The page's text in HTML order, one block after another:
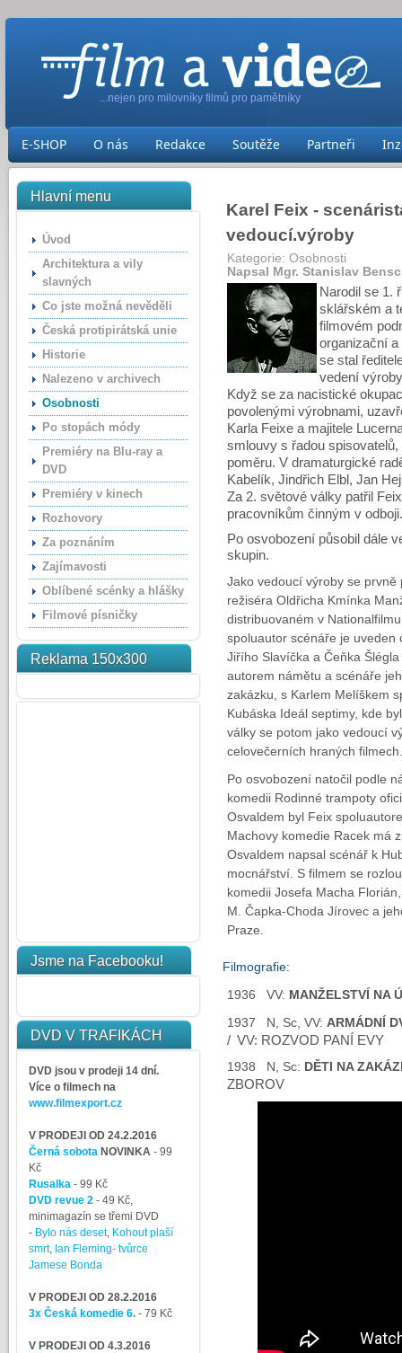
...nejen pro milovníky filmů pro pamětníky
E-SHOP O nás Redakce Soutěže Partneři
Hlavní menu
Úvod
Architektura a vily
slavných
Co jste možná nevěděli
Česká protipirátská unie
Historie
Nalezeno v archivech
Osobnosti
Po stopách módy
Premiéry na Blu-ray a
DVD
Premiéry v kinech
Rozhovory
Za poznáním
Zajímavosti
Oblíbené scénky a hlášky
Filmové písničky
Reklama 150x300
Jsme na Facebooku!
DVD V TRAFIKÁCH
DVD jsou v prodeji 14 dní.
Více o filmech na
www.filmexport.cz
V PRODEJI OD 24.2.2016
Černá sobotaNOVINKA - 99
Kč
Rusalka- 99 Kč
DVD revue 2- 49 Kč,
minimagazín se třemi DVD
- Bylo nás deset, Kohout plaší
smrt, Ian Fleming- tvůrce
Jamese Bonda
V PRODEJI OD 28.2.2016
3x Česká komedie 6. - 79 Kč
V PRODEJI OD 4.3.2016
Karel Feix -
vedoucí.výroby
Kategorie: Osobnosti
Napsal Mgr. Stanislav
Narodil se 1.
sklářském a
filmovém
organizační
se stal
vedení
Když se za nacistické
povolenými výrobnami,
Karla Feixe a majitele
smlouvy s řadou
poměru. V dramaturgické
Kabelík, Jindřich Elbl, Jan
Za 2. světové války patřil
pracovníkům činným v odboji.
Po osvobození působil dále
skupin.
Jako vedoucí výroby se
režiséra Oldřicha Kmínka
distribuovaném v
spoluautor scénáře je uveden
Jiřího Slavíčka a Čeňka
autorem námětu a scénáře
zakázku, s Karlem Melíškem
Kubáska Ideál septimy, kde
války se potom jako vedoucí
celovečerních hraných filmech.
Po osvobození natočil podle
komedii Rodinné trampoty
Osvaldem byl Feix
Machovy komedie Racek má
Osvaldem napsal scénář k
mocnářství. S filmem se
komedii Josefa Macha
M. Čapka-Choda Jírovec a
Praze.
Filmografie:
1936 VV: MANŽELSTVÍ NA
1937 N, Sc, VV: ARMÁDNÍ
/ VV: ROZVOD PANÍ EVY
1938 N, Sc: DĚTI NA
ZBOROV